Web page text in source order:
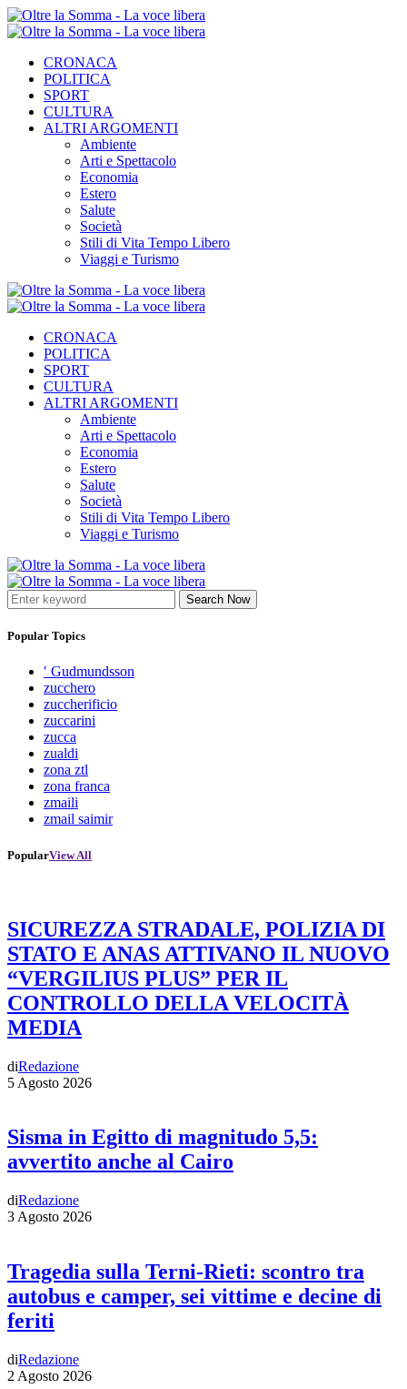
CRONACA
POLITICA
SPORT
CULTURA
ALTRI ARGOMENTI
Ambiente
Arti e Spettacolo
Economia
Estero
Salute
Società
Stili di Vita Tempo Libero
Viaggi e Turismo
CRONACA
POLITICA
SPORT
CULTURA
ALTRI ARGOMENTI
Ambiente
Arti e Spettacolo
Economia
Estero
Salute
Società
Stili di Vita Tempo Libero
Viaggi e Turismo
Search Now
Popular Topics
′ Gudmundsson
zucchero
zuccherificio
zuccarini
zucca
zualdi
zona ztl
zona franca
zmaili
zmail saimir
PopularView All
SICUREZZA STRADALE, POLIZIA DI
STATO E ANAS ATTIVANO IL NUOVO
“VERGILIUS PLUS” PER IL
CONTROLLO DELLA VELOCITÀ
MEDIA
diRedazione
5 Agosto 2026
Sisma in Egitto di magnitudo 5,5:
avvertito anche al Cairo
diRedazione
3 Agosto 2026
Tragedia sulla Terni-Rieti: scontro tra
autobus e camper, sei vittime e decine di
feriti
diRedazione
2 Agosto 2026